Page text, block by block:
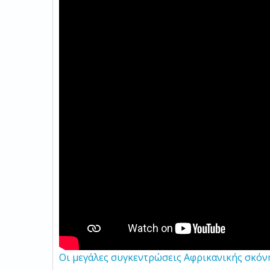
Οι μεγάλες συγκεντρώσεις Αφρικανικής